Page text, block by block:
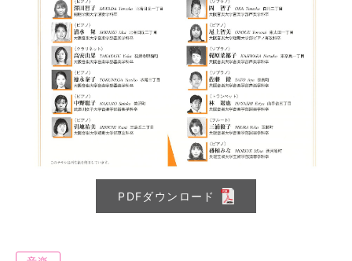
PDFダウンロード